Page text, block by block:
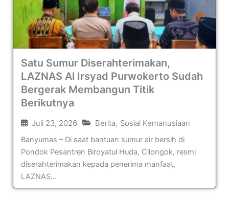
Satu Sumur Diserahterimakan,
LAZNAS Al Irsyad Purwokerto Sudah
Bergerak Membangun Titik
Berikutnya
Juli 23, 2026 Berita, Sosial Kemanusiaan
Banyumas – Di saat bantuan sumur air bersih di
Pondok Pesantren Biroyatul Huda, Cilongok, resmi
diserahterimakan kepada penerima manfaat,
LAZNAS...